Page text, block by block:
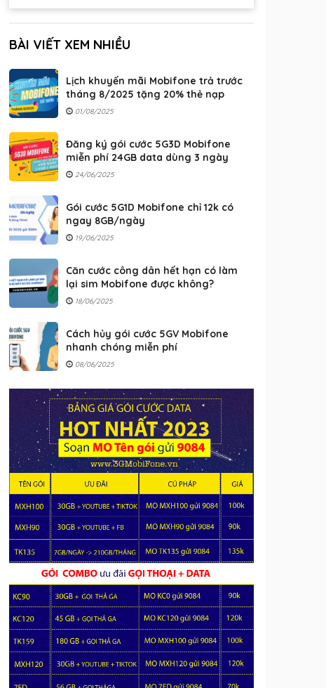
BÀI VIẾT XEM NHIỀU
Lịch khuyến mãi Mobifone trả trước
tháng 8/2025 tặng 20% thẻ nạp
01/08/2025
Đăng ký gói cước 5G3D Mobifone
miễn phí 24GB data dùng 3 ngày
24/06/2025
Gói cước 5G1D Mobifone chỉ 12k có
ngay 8GB/ngày
19/06/2025
Căn cước công dân hết hạn có làm
lại sim Mobifone được không?
18/06/2025
Cách hủy gói cước 5GV Mobifone
nhanh chóng miễn phí
08/06/2025